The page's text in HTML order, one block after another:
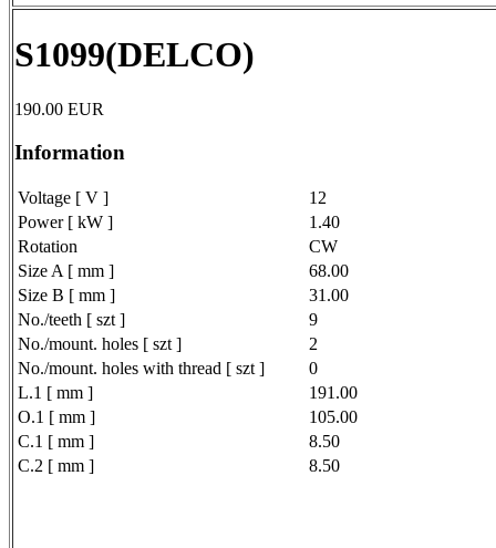
S1099(DELCO)
190.00 EUR
Information
Voltage [ V ]
12
Power [ kW ]
1.40
Rotation
CW
Size A [ mm ]
68.00
Size B [ mm ]
31.00
No./teeth [ szt ]
9
No./mount. holes [ szt ]
2
No./mount. holes with thread [ szt ]
0
L.1 [ mm ]
191.00
O.1 [ mm ]
105.00
C.1 [ mm ]
8.50
C.2 [ mm ]
8.50